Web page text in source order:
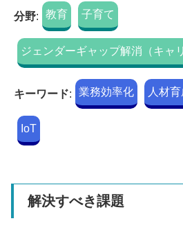
分野: 教育 子育て
ジェンダーギャップ解消（キャ
キーワード: 業務効率化 人材
IoT
解決すべき課題